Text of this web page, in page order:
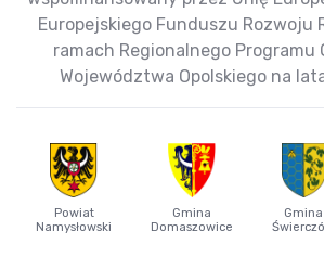
Europejskiego Funduszu Rozwoju
ramach Regionalnego Programu
Województwa Opolskiego na
Powiat
Namysłowski
Gmina
Domaszowice
Gmina